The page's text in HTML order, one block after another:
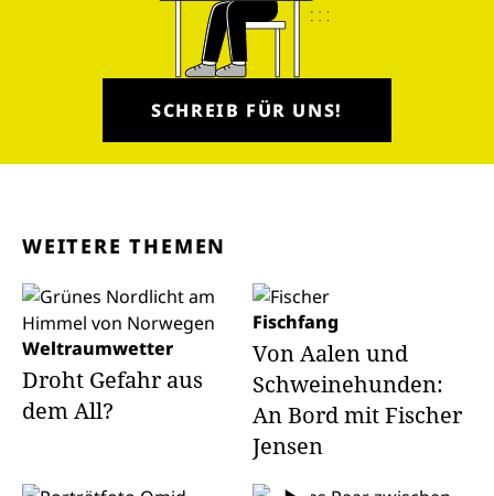
SCHREIB FÜR UNS!
WEITERE THEMEN
Weltraumwetter
Droht Gefahr aus
dem All?
Fischfang
Von Aalen und
Schweinehunden:
An Bord mit Fischer
Jensen